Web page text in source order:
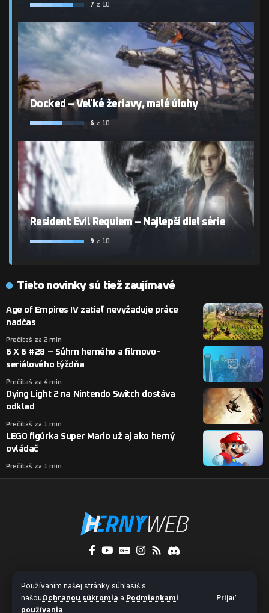
Používaním našej stránky súhlasíš s
našouOchranou súkromia a Podmienkami
používania.
Prijať
7 z 10
Docked – Veľké žeriavy, malé úlohy
6 z 10
Resident Evil Requiem – Najlepší diel série
9 z 10
Tieto novinky sú tiež zaujímavé
Age of Empires IV zatiaľ nevyžaduje práce
nadčas
Prečítaš za 2 min
6 X 6 #28 – Súhrn herného a filmovo-
seriálového týždňa
Prečítaš za 4 min
Dying Light 2 na Nintendo Switch dostáva
odklad
Prečítaš za 1 min
LEGO figúrka Super Mario už aj ako herný
ovládač
Prečítaš za 1 min
O nás Kontakty
Ochrana súkromia a súbory cookies